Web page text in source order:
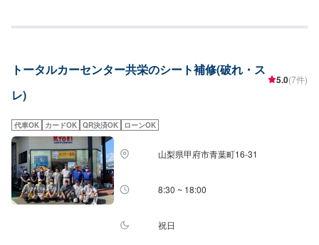
ます。また、スタッフの知識・技術の教育にも力を入れておりますので、お
お見積り【3】お見積りにご納得いただければ作業開始【4】仕上がり次第納
車《代車について》修理・メンテナンス期間中は代車を無料で手配しており
ます。※ガソリン代はお客様にご負担いただきます。※写真は見本です。状態
営業時間】定休日：日曜日、祝日営業時間：9:00~18:00
トータルカーセンター共栄のシート補修(破れ・ス
レ)
5.0(7件)
代車OK カードOK QR決済OK ローンOK
山梨県甲府市青葉町16-31
8:30 ~ 18:00
祝日